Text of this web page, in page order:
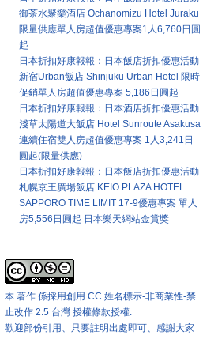
御茶水聚樂酒店 Ochanomizu Hotel Juraku
限量供應單人房超值優惠專案1人6,760日圓
起
日本折扣好康報報：日本飯店折扣優惠活動
新宿Urban飯店 Shinjuku Urban Hotel 限時
促銷單人房超值優惠專案 5,186日圓起
日本折扣好康報報：日本酒店折扣優惠活動
淺草太陽道大飯店 Hotel Sunroute Asakusa
連續住宿雙人房超值優惠專案 1人3,241日
圓起(限量供應)
日本折扣好康報報：日本飯店折扣優惠活動
札幌京王廣場飯店 KEIO PLAZA HOTEL
SAPPORO TIME LIMIT 17-9優惠專案 單人
房5,556日圓起 日本樂天網站金賞獎
本 著作 係採用創用 CC 姓名標示-非商業性-禁
止改作 2.5 台灣 授權條款授權.
歡迎部份引用、只要註明出處即可、感謝大家